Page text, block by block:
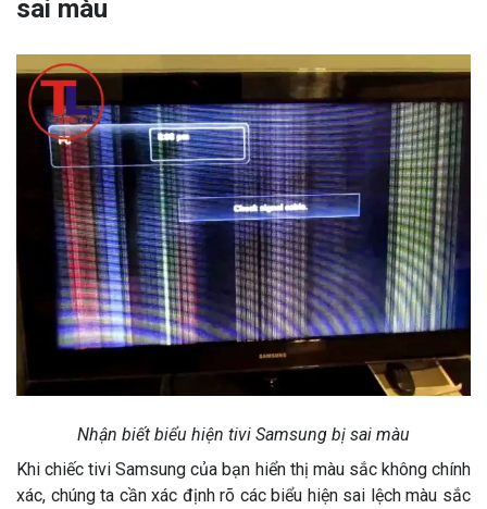
sai màu
Nhận biết biểu hiện tivi Samsung bị sai màu
Khi chiếc tivi Samsung của bạn hiển thị màu sắc không chính
xác, chúng ta cần xác định rõ các biểu hiện sai lệch màu sắc